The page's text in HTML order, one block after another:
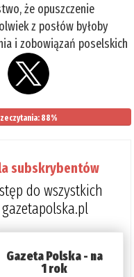
że opuszczenie
z posłów byłoby
i zobowiązań poselskich
88%
subskrybentów
do wszystkich
Gazeta Polska - na
1 rok